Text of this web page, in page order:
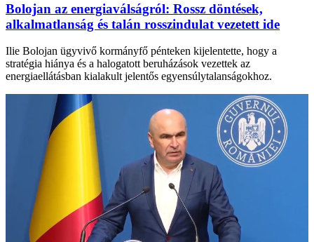
Bolojan az energiaválságról: Rossz döntések,
alkalmatlanság és talán rosszindulat vezetett ide
Ilie Bolojan ügyvivő kormányfő pénteken kijelentette, hogy a
stratégia hiánya és a halogatott beruházások vezettek az
energiaellátásban kialakult jelentős egyensúlytalanságokhoz.